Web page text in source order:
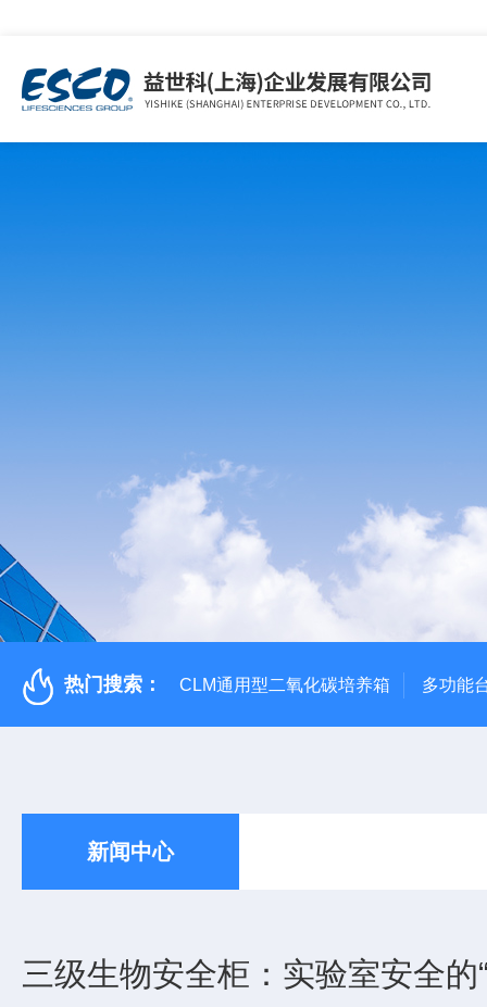
热门搜索： CLM通用型二氧化碳培养箱 多功能
新闻中心
三级生物安全柜：实验室安全的